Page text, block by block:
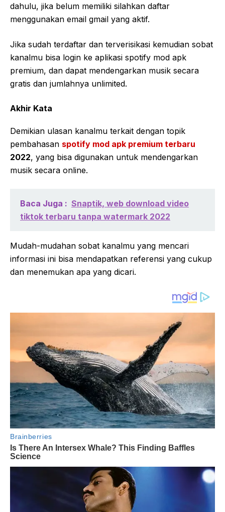
dahulu, jika belum memiliki silahkan daftar
menggunakan email gmail yang aktif.
Jika sudah terdaftar dan terverisikasi kemudian sobat
kanalmu bisa login ke aplikasi spotify mod apk
premium, dan dapat mendengarkan musik secara
gratis dan jumlahnya unlimited.
Akhir Kata
Demikian ulasan kanalmu terkait dengan topik
pembahasan spotify mod apk premium terbaru
2022, yang bisa digunakan untuk mendengarkan
musik secara online.
Baca Juga : Snaptik, web download video
tiktok terbaru tanpa watermark 2022
Mudah-mudahan sobat kanalmu yang mencari
informasi ini bisa mendapatkan referensi yang cukup
dan menemukan apa yang dicari.